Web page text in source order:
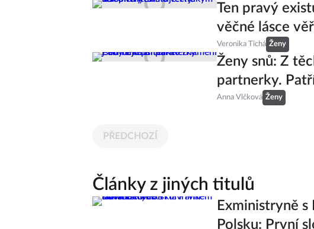
Ten pravý
věčné lásce
Veronika Tichá Ženy
Ženy snů: Z
partnerky.
Anna Vlčková Ženy
PŘEDCHOZÍ
Články z jiných titulů
Exministryně
Polsku: První